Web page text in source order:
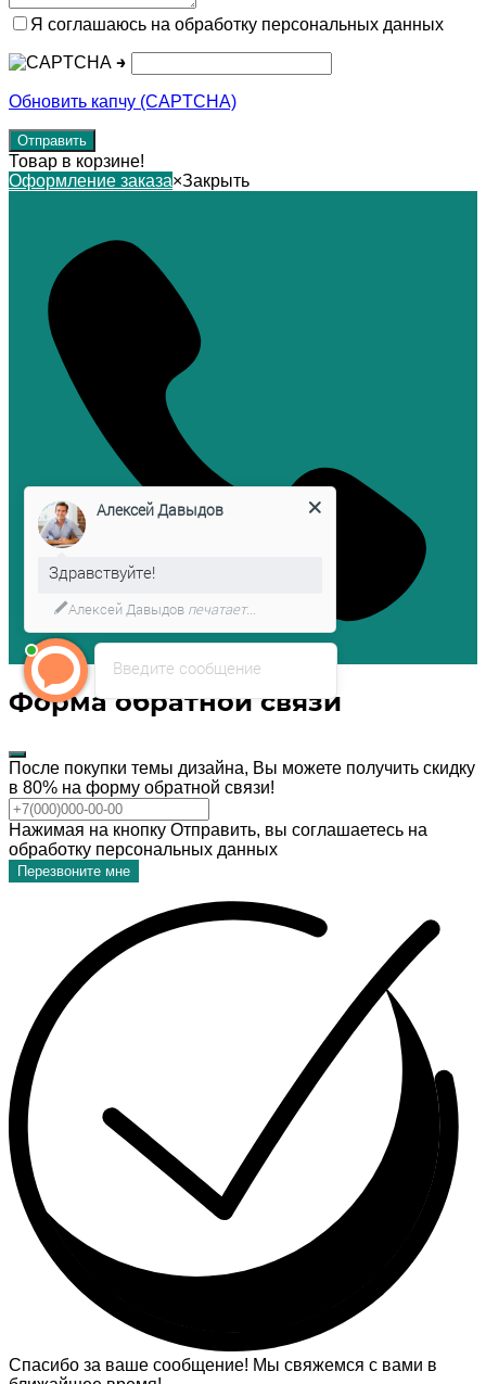
Я соглашаюсь на обработку персональных данных
→
Обновить капчу (CAPTCHA)
Товар в корзине!
Оформление заказа×Закрыть
Форма обратной связи
После покупки темы дизайна, Вы можете получить скидку
в 80% на форму обратной связи!
Нажимая на кнопку Отправить, вы соглашаетесь на
обработку персональных данных
Перезвоните мне
Спасибо за ваше сообщение! Мы свяжемся с вами в
Введите сообщение
Алексей Давыдов
Здравствуйте!
Алексей Давыдов печатает...